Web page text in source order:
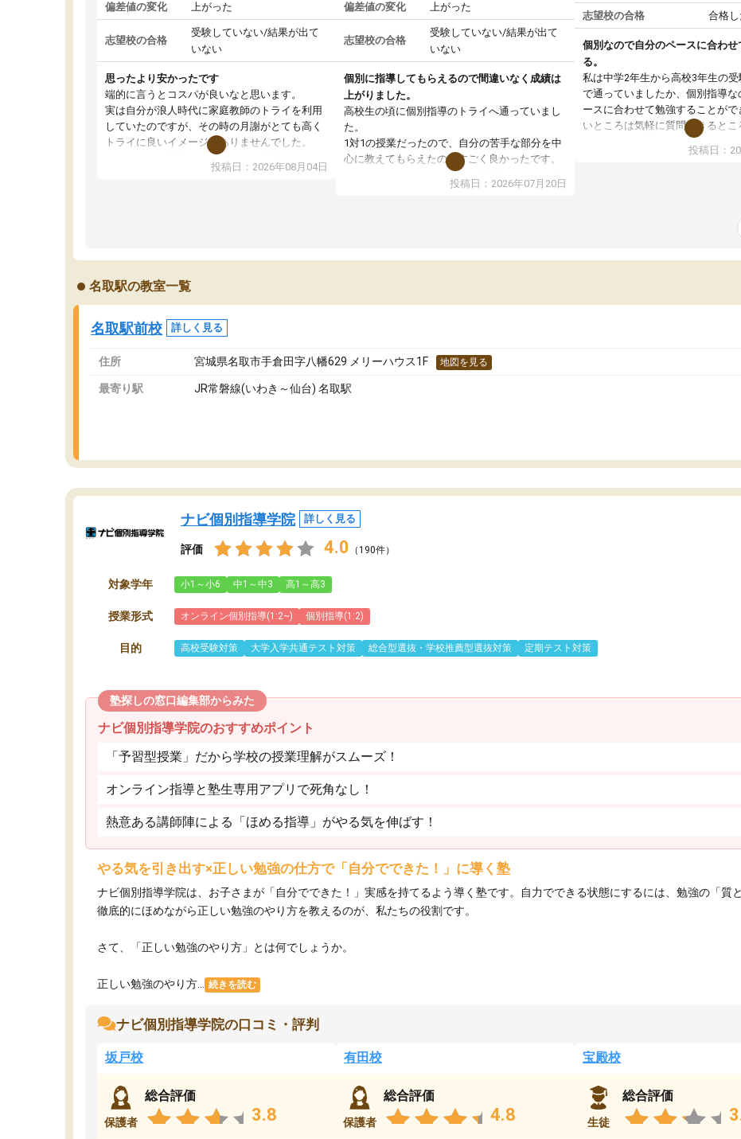
偏差値の変化 上がった
志望校の合格
受験していない/結果が出て
いない
思ったより安かったです
端的に言うとコスパが良いなと思います。
実は自分が浪人時代に家庭教師のトライを利用
していたのですが、その時の月謝がとても高く
トライに良いイメージがありませんでした。
なので、少し不安だったのですが子供がどうし
ても行きたいと言うので利用し始めた形です。
が、それを加味しても通って損はないなと感じ
投稿日：2026年08月04日
偏差値の変化 上がった
志望校の合格
受験していない/結果が出て
いない
個別に指導してもらえるので間違いなく成績は
上がりました。
高校生の頃に個別指導のトライへ通っていまし
た。
1対1の授業だったので、自分の苦手な部分を中
心に教えてもらえたのがすごく良かったです。
わからないところもその場で質問しやすく、理
解できるまで丁寧に説明してもらえたので、勉
な人には特におすすめできる塾だと思います。
投稿日：2026年07月20日
志望校の合格 合格し
個別なので自分のペースに合わせ
る。
私は中学2年生から高校3年生の受
で通っていましたか、個別指導な
ースに合わせて勉強することがで
いところは気軽に質問できるとこ
いところだと思いました。また、
専門の先生にも変えて貰えたの
近くに自分の担当の先生だった
いるので分からないところをす
投稿日：
名取駅の教室一覧
名取駅前校 詳しく見る
住所 宮城県名取市手倉田字八幡629 メリーハウス1F 地図を見る
最寄り駅 JR常磐線(いわき～仙台) 名取駅
ナビ個別指導学院 詳しく見る
評価 4.0 （190件）
対象学年 小1～小6 中1～中3 高1～高3
授業形式 オンライン個別指導(1:2~) 個別指導(1:2)
目的 高校受験対策 大学入学共通テスト対策 総合型選抜・学校推薦型選抜対策 定期テスト対策
塾探しの窓口編集部からみた
ナビ個別指導学院のおすすめポイント
「予習型授業」だから学校の授業理解がスムーズ！
オンライン指導と塾生専用アプリで死角なし！
熱意ある講師陣による「ほめる指導」がやる気を伸ばす！
やる気を引き出す×正しい勉強の仕方で「自分でできた！」に導く塾
ナビ個別指導学院は、お子さまが「自分でできた！」実感を持てるよう導く塾です。自力でできる状態にするには、勉強の「質
徹底的にほめながら正しい勉強のやり方を教えるのが、私たちの役割です。
さて、「正しい勉強のやり方」とは何でしょうか。
正しい勉強のやり方... 続きを読む
ナビ個別指導学院の口コミ・評判
坂戸校
保護者
総合評価
3.8
有田校
保護者
総合評価
4.8
宝殿校
生徒
総合評価